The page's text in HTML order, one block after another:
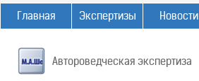
Главная Экспертизы Новости
Автороведческая экспертиза